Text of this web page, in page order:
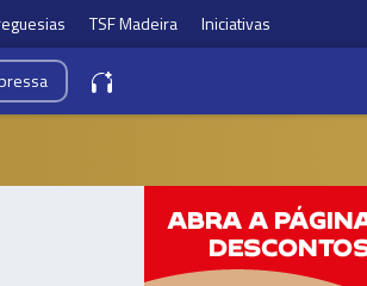
TSF Madeira Iniciativas